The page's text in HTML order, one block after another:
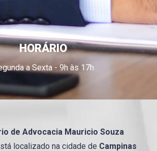
HORÁRIO
a Sexta - 9h às 17h
de Advocacia Mauricio Souza
localizado na cidade de Campinas